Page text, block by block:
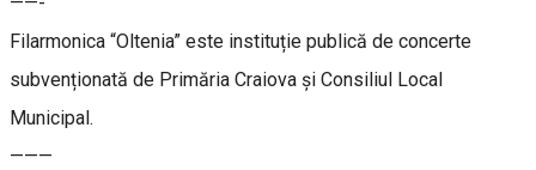
Filarmonica “Oltenia” este instituție publică de concerte
subvenționată de Primăria Craiova și Consiliul Local
Municipal.
———